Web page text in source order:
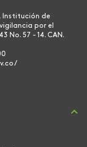
Institución de
por el
No. 57 - 14. CAN.